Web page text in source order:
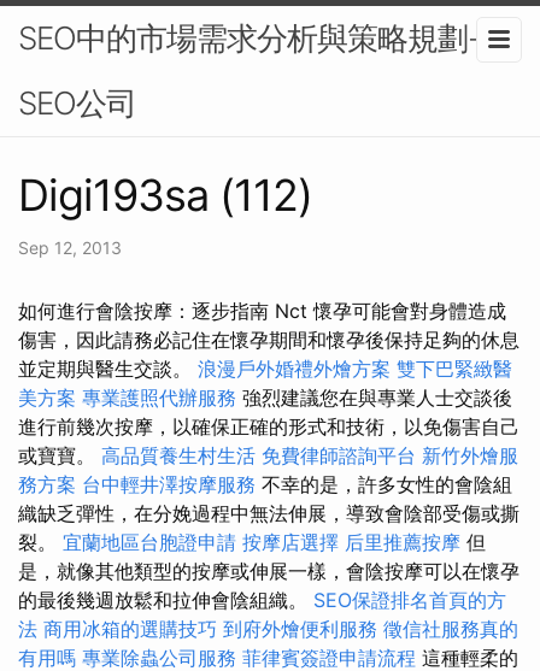
SEO中的市場需求分析與策略規劃-
SEO公司
Digi193sa (112)
Sep 12, 2013
如何進行會陰按摩：逐步指南 Nct 懷孕可能會對身體造成
傷害，因此請務必記住在懷孕期間和懷孕後保持足夠的休息
並定期與醫生交談。 浪漫戶外婚禮外燴方案 雙下巴緊緻醫
美方案 專業護照代辦服務 強烈建議您在與專業人士交談後
進行前幾次按摩，以確保正確的形式和技術，以免傷害自己
或寶寶。 高品質養生村生活 免費律師諮詢平台 新竹外燴服
務方案 台中輕井澤按摩服務 不幸的是，許多女性的會陰組
織缺乏彈性，在分娩過程中無法伸展，導致會陰部受傷或撕
裂。 宜蘭地區台胞證申請 按摩店選擇 后里推薦按摩 但
是，就像其他類型的按摩或伸展一樣，會陰按摩可以在懷孕
的最後幾週放鬆和拉伸會陰組織。 SEO保證排名首頁的方
法 商用冰箱的選購技巧 到府外燴便利服務 徵信社服務真的
有用嗎 專業除蟲公司服務 菲律賓簽證申請流程 這種輕柔的